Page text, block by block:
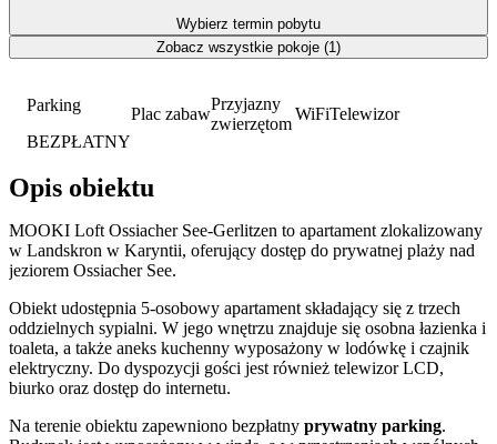
Parking
BEZPŁATNY
Plac zabaw
Przyjazny
zwierzętom
WiFiTelewizor
Opis obiektu
MOOKI Loft Ossiacher See-Gerlitzen to apartament zlokalizowany
w Landskron w Karyntii, oferujący dostęp do prywatnej plaży nad
jeziorem Ossiacher See.
Obiekt udostępnia 5-osobowy apartament składający się z trzech
oddzielnych sypialni. W jego wnętrzu znajduje się osobna łazienka i
toaleta, a także aneks kuchenny wyposażony w lodówkę i czajnik
elektryczny. Do dyspozycji gości jest również telewizor LCD,
biurko oraz dostęp do internetu.
Na terenie obiektu zapewniono bezpłatny prywatny parking.
Wybierz termin pobytu
Zobacz wszystkie pokoje (1)